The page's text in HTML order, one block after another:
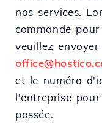
nos services.
commande
veuillez
et le numéro
l'entreprise
passée.